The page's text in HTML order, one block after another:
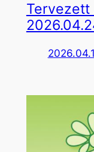
Tervezett